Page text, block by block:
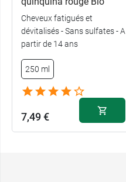
Cheveux fatigués et
dévitalisés - Sans sulfates - A
partir de 14 ans
250 ml
7,49 €